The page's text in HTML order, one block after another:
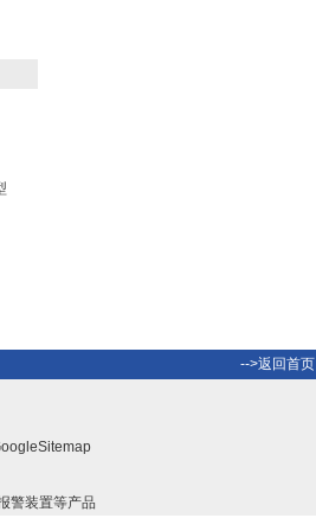
温度测试系统/检测仪器型
-->返回首页
警装置等产品